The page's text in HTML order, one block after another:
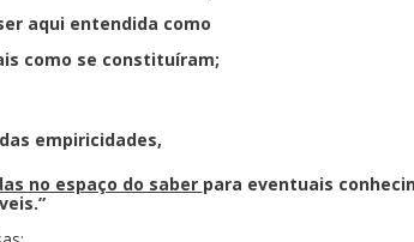
aqui entendida como
como se constituíram;
empiricidades,
no espaço do saber para eventuais